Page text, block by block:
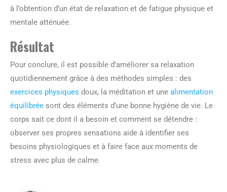
à l’obtention d’un état de relaxation et de fatigue physique et
mentale atténuée.
Résultat
Pour conclure, il est possible d’améliorer sa relaxation
quotidiennement grâce à des méthodes simples : des
exercices physiques doux, la méditation et une alimentation
équilibrée sont des éléments d’une bonne hygiène de vie. Le
corps sait ce dont il a besoin et comment se détendre :
observer ses propres sensations aide à identifier ses
besoins physiologiques et à faire face aux moments de
stress avec plus de calme.